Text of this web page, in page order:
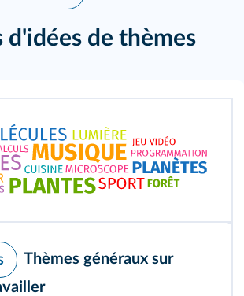
d'idées de thèmes
Thèmes généraux sur